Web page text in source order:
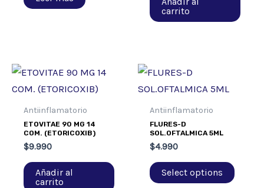
carrito
Antiinflamatorio
ETOVITAE 90 MG 14
COM. (ETORICOXIB)
$9.990
Añadir al
carrito
Antiinflamatorio
FLURES-D
SOL.OFTALMICA 5ML
$4.990
Select options